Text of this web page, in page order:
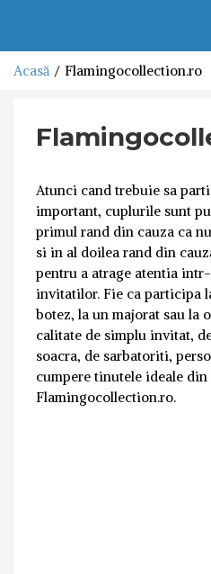
Acasă Flamingocollection.ro
Atunci cand trebuie sa
important, cuplurile sunt
primul rand din cauza ca
si in al doilea rand din
pentru a atrage atentia
invitatilor. Fie ca participa
botez, la un majorat sau la
calitate de simplu invitat,
soacra, de sarbatoriti,
cumpere tinutele ideale
Flamingocollection.ro.